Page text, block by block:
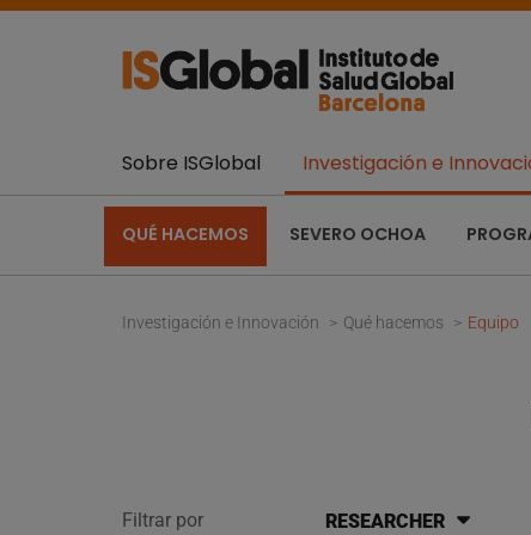
Sobre ISGlobal Investigación e
QUÉ HACEMOS SEVERO OCHOA
Investigación e Innovación Qué hacemos Equipo
Filtrar por RESEARCHER